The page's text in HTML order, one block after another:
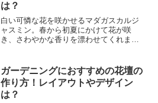
は？
白い可憐な花を咲かせるマダガスカルジ
ャスミン。春から初夏にかけて花が咲
き、さわやかな香りを漂わせてくれま
むこともできますよ。今回は、そんなマ
ダガスカルジャスミンの育て...
ガーデニングにおすすめの花壇の
作り方！レイアウトやデザイン
は？